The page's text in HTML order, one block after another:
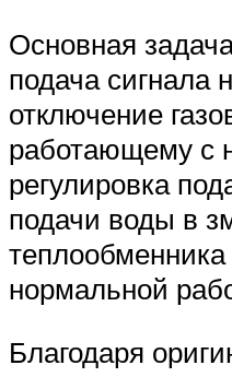
Основная
подача сигнала
отключение
работающему с
регулировка
подачи воды в
нормальной
Благодаря